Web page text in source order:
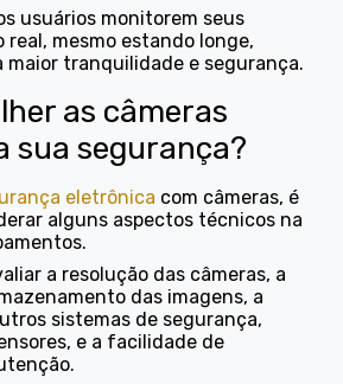
usuários monitorem seus
real, mesmo estando longe,
maior tranquilidade e segurança.
as câmeras
sua segurança?
eletrônica com câmeras, é
alguns aspectos técnicos na
a resolução das câmeras, a
das imagens, a
sistemas de segurança,
e a facilidade de